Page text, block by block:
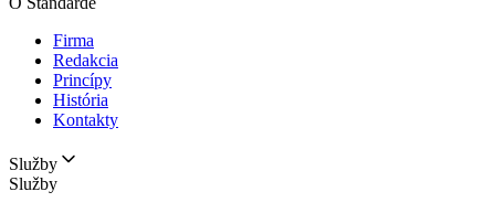
Firma
Redakcia
Princípy
História
Kontakty
Služby
Služby